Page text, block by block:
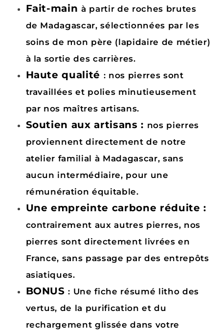
Fait-mainà partir de roches brutes
de Madagascar, sélectionnées par les
soins de mon père (lapidaire de métier)
à la sortie des carrières.
Haute qualité : nos pierres sont
travaillées et polies minutieusement
par nos maîtres artisans.
Soutien aux artisans : nos pierres
proviennent directement de notre
atelier familial à Madagascar, sans
aucun intermédiaire, pour une
rémunération équitable.
Une empreinte carbone réduite :
contrairement aux autres pierres, nos
pierres sont directement livrées en
France, sans passage par des entrepôts
asiatiques.
BONUS: Une fiche résumé litho des
vertus, de la purification et du
rechargement glissée dans votre